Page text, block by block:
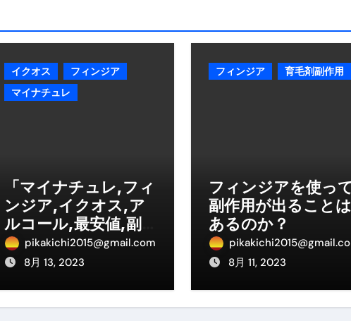
るの？①【30秒でわかる効果まとめ】#梅干し #ダイエット #筋
どうなるの？②【30秒でわかる効果まとめ】#ダイエット #筋ト
なるの？①【30秒でわかる効果まとめ】#バナナ #ダイエット #
飲み続けたらどうなるのか？ #ダイエット #プロテイン #痩せる
ジ完成まで。ムームードメインなら“全部まとめて”安心スタート
イド｜“着る布団”で肩・首・足元の冷えを根こそぎ防ぐ！素材別お
“完全攻略”｜シンサレート・羽毛・人工羽毛・調温・吸湿発熱…あ
ドル付き・筋力アシスト・ツイスト・天然木まで徹底分類！室内で
リ超新春セール＆セット割完全攻略ガイド｜海外・国内旅行を最
イド ― 正しく知ることが、最大の感染対策になる ―
給」 飲むミスト（IN MIST）とは何か──「飲む」という行為を再
イクオス
フィンジア
マイナチュレ
「マイナチュレ,フィ
ンジア,イクオス,ア
ルコール,最安値,副
作用,」まとめて検索
pikakichi2015@gmail.com
8月 13, 2023
フィンジア 育毛剤副作用
フィンジアを使っ
副作用が出ることは
あるのか？
8月 11, 2023